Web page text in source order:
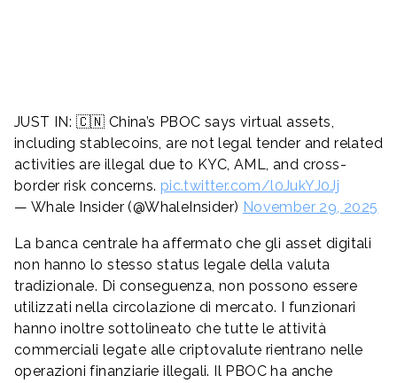
JUST IN: 🇨🇳 China’s PBOC says virtual assets,
including stablecoins, are not legal tender and related
activities are illegal due to KYC, AML, and cross-
border risk concerns. pic.twitter.com/l0JukYJ0Jj
— Whale Insider (@WhaleInsider) November 29, 2025
La banca centrale ha affermato che gli asset digitali
non hanno lo stesso status legale della valuta
tradizionale. Di conseguenza, non possono essere
utilizzati nella circolazione di mercato. I funzionari
hanno inoltre sottolineato che tutte le attività
commerciali legate alle criptovalute rientrano nelle
operazioni finanziarie illegali. Il PBOC ha anche